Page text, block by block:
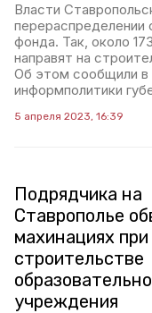
Власти
перераспределении
фонда. Так, около
направят на
Об этом сообщили в
информполитики
5 апреля 2023, 16:39
Подрядчика на
Ставрополье
махинациях при
строительстве
учреждения